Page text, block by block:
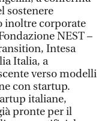
sostenere
inoltre corporate
NEST –
Intesa
Italia, a
verso modelli
con startup.
italiane,
pronte per il